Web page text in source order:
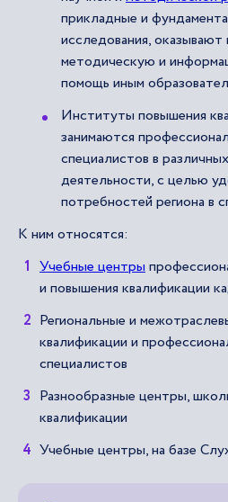
прикладные и
исследования,
методическую и
помощь иным
Институты повышения
занимаются
специалистов в
деятельности, с целью
потребностей региона в
К ним относятся:
Учебные центры
и повышения квалификации
Региональные и
квалификации и
специалистов
Разнообразные центры,
квалификации
Учебные центры, на базе